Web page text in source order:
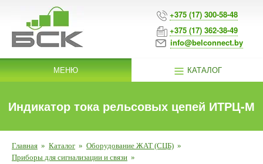
+375 (17) 300-58-48
+375 (17) 362-38-49
info@belconnect.by
МЕНЮ КАТАЛОГ
Индикатор тока рельсовых цепей ИТРЦ-М
Главная » Каталог » Оборудование ЖАТ (СЦБ) »
Приборы для сигнализации и связи »